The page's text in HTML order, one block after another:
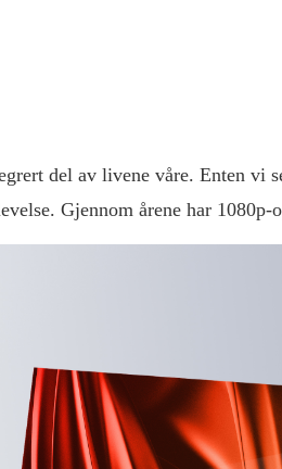
del av livene våre. Enten vi
Gjennom årene har